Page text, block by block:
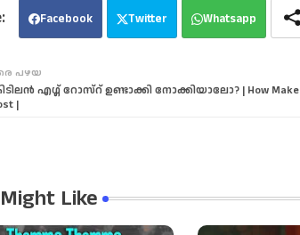
Facebook Twitter Whatsapp
പഴയ
എഗ്ഗ് റോസ്‌റ് ഉണ്ടാക്കി നോക്കിയാലോ? | How Make
|
Like